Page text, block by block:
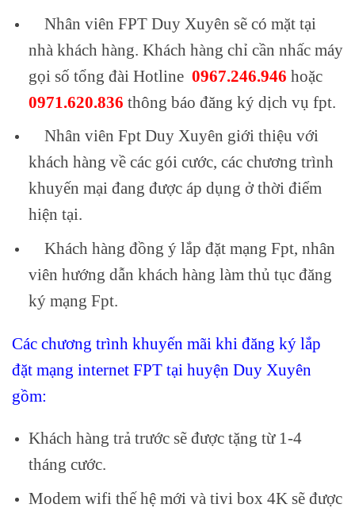
Nhân viên FPT Duy Xuyên sẽ có mặt tại
nhà khách hàng. Khách hàng chỉ cần nhấc máy
gọi số tổng đài Hotline 0967.246.946 hoặc
0971.620.836 thông báo đăng ký dịch vụ fpt.
Nhân viên Fpt Duy Xuyên giới thiệu với
khách hàng về các gói cước, các chương trình
khuyến mại đang được áp dụng ở thời điểm
hiện tại.
Khách hàng đồng ý lắp đặt mạng Fpt, nhân
viên hướng dẫn khách hàng làm thủ tục đăng
ký mạng Fpt.
Các chương trình khuyến mãi khi đăng ký lắp
đặt mạng internet FPT tại huyện Duy Xuyên
gồm:
Khách hàng trả trước sẽ được tặng từ 1-4
tháng cước.
Modem wifi thế hệ mới và tivi box 4K sẽ được